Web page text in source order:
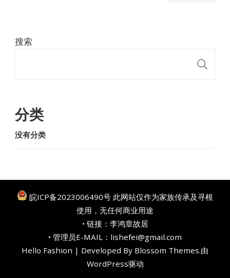
搜索
分类
没有分类
皖ICP备2023006490号 此网站仅作为家族传承及寻根
使用，无任何商业用途
• 链接： 李鸿章故居
• 管理员E-MAIL：lishefei@gmail.com
Hello Fashion | Developed By Blossom Themes.由
WordPress驱动